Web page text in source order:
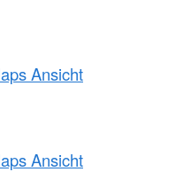
Ansicht
Ansicht